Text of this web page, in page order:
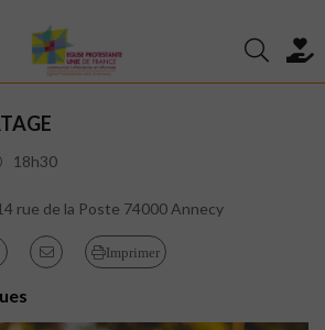
18h30
rue de la Poste 74000 Annecy
Imprimer